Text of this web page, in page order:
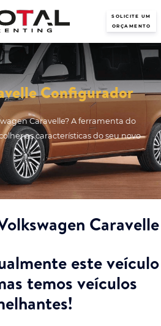
SOLICITE UM
ORÇAMENTO
Configurador
Caravelle? A ferramenta do
as características do seu novo
Caravelle
este veículo
temos veículos